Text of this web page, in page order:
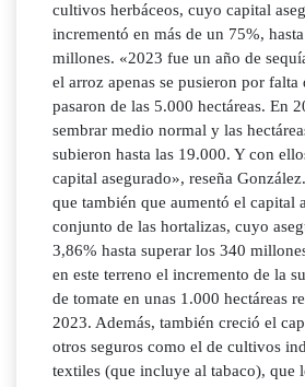
cultivos herbáceos, cuyo capital
incrementó en más de un 75%,
millones. «2023 fue un año de
el arroz apenas se pusieron por falta
pasaron de las 5.000 hectáreas. En
sembrar medio normal y las
subieron hasta las 19.000. Y con
capital asegurado», reseña
que también que aumentó el capital
conjunto de las hortalizas, cuyo
3,86% hasta superar los 340
en este terreno el incremento de la
de tomate en unas 1.000 hectáreas
2023. Además, también creció el
otros seguros como el de cultivos
textiles (que incluye al tabaco), que